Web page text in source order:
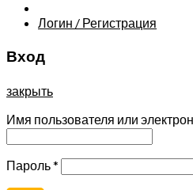
Логин / Регистрация
Вход
закрыть
Имя пользователя или
Пароль*